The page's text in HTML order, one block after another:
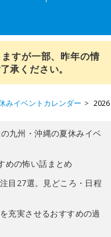
すが一部、昨年の情
承ください。
みイベントカレンダー
九州・沖縄の夏休みイベ
めの怖い話まとめ
目27選。見どころ・日程
充実させるおすすめの過